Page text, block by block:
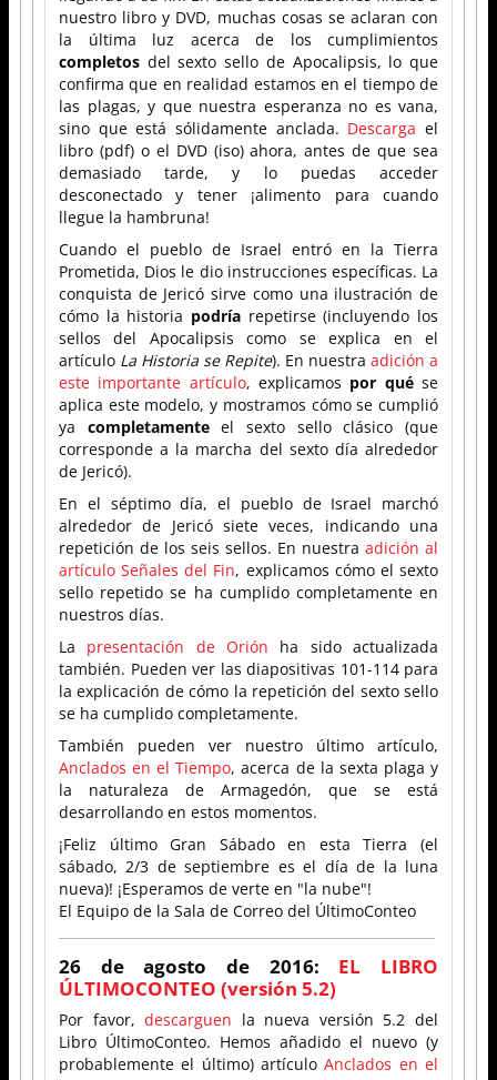
nuestro libro y DVD, muchas cosas se aclaran con
la última luz acerca de los cumplimientos
completos del sexto sello de Apocalipsis, lo que
confirma que en realidad estamos en el tiempo de
las plagas, y que nuestra esperanza no es vana,
sino que está sólidamente anclada. Descarga el
libro (pdf) o el DVD (iso) ahora, antes de que sea
demasiado tarde, y lo puedas acceder
desconectado y tener ¡alimento para cuando
llegue la hambruna!
Cuando el pueblo de Israel entró en la Tierra
Prometida, Dios le dio instrucciones específicas. La
conquista de Jericó sirve como una ilustración de
cómo la historia podría repetirse (incluyendo los
sellos del Apocalipsis como se explica en el
artículo La Historia se Repite). En nuestra adición a
este importante artículo, explicamos por quése
aplica este modelo, y mostramos cómo se cumplió
ya completamenteel sexto sello clásico (que
corresponde a la marcha del sexto día alrededor
de Jericó).
En el séptimo día, el pueblo de Israel marchó
alrededor de Jericó siete veces, indicando una
repetición de los seis sellos. En nuestra adición al
artículo Señales del Fin, explicamos cómo el sexto
sello repetido se ha cumplido completamente en
nuestros días.
La presentación de Orión ha sido actualizada
también. Pueden ver las diapositivas 101-114 para
la explicación de cómo la repetición del sexto sello
se ha cumplido completamente.
También pueden ver nuestro último artículo,
Anclados en el Tiempo, acerca de la sexta plaga y
la naturaleza de Armagedón, que se está
desarrollando en estos momentos.
¡Feliz último Gran Sábado en esta Tierra (el
sábado, 2/3 de septiembre es el día de la luna
nueva)! ¡Esperamos de verte en "la nube"!
El Equipo de la Sala de Correo del ÚltimoConteo
26 de agosto de 2016: EL LIBRO
ÚLTIMOCONTEO (versión 5.2)
Por favor,descarguen la nueva versión 5.2 del
Libro ÚltimoConteo. Hemos añadido el nuevo (y
probablemente el último) artículoAnclados en el